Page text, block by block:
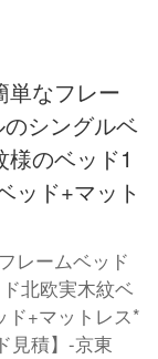
単なフレー
シングルベ
のベッド1
ッド+マット
レームベッド
北欧実木紋ベ
ド+マットレス*
見積】-京東